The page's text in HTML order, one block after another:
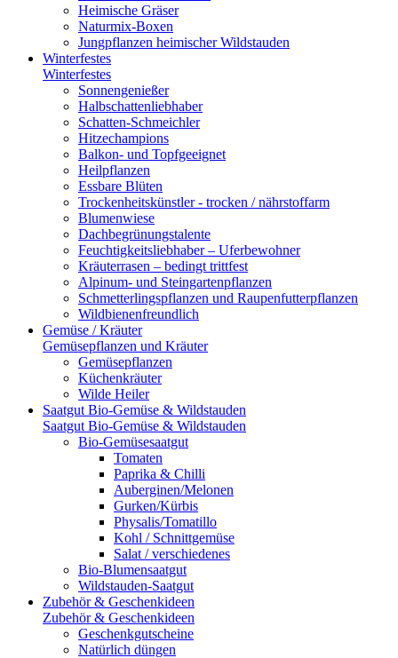
Heimische Gräser
Naturmix-Boxen
Jungpflanzen heimischer Wildstauden
Winterfestes
Winterfestes
Sonnengenießer
Halbschattenliebhaber
Schatten-Schmeichler
Hitzechampions
Balkon- und Topfgeeignet
Heilpflanzen
Essbare Blüten
Trockenheitskünstler - trocken / nährstoffarm
Blumenwiese
Dachbegrünungstalente
Feuchtigkeitsliebhaber – Uferbewohner
Kräuterrasen – bedingt trittfest
Alpinum- und Steingartenpflanzen
Schmetterlingspflanzen und Raupenfutterpflanzen
Wildbienenfreundlich
Gemüse / Kräuter
Gemüsepflanzen und Kräuter
Gemüsepflanzen
Küchenkräuter
Wilde Heiler
Saatgut Bio-Gemüse & Wildstauden
Saatgut Bio-Gemüse & Wildstauden
Bio-Gemüsesaatgut
Tomaten
Paprika & Chilli
Auberginen/Melonen
Gurken/Kürbis
Physalis/Tomatillo
Kohl / Schnittgemüse
Salat / verschiedenes
Bio-Blumensaatgut
Wildstauden-Saatgut
Zubehör & Geschenkideen
Zubehör & Geschenkideen
Geschenkgutscheine
Natürlich düngen